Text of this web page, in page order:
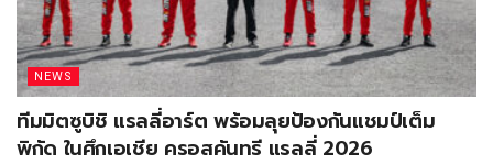
NEWS
ทีมมิตซูบิชิ แรลลี่อาร์ต พร้อมลุยป้องกันแชมป์เต็ม
พิกัด ในศึกเอเชีย ครอสคันทรี แรลลี่ 2026